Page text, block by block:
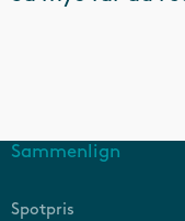
Sammenlign
Spotpris